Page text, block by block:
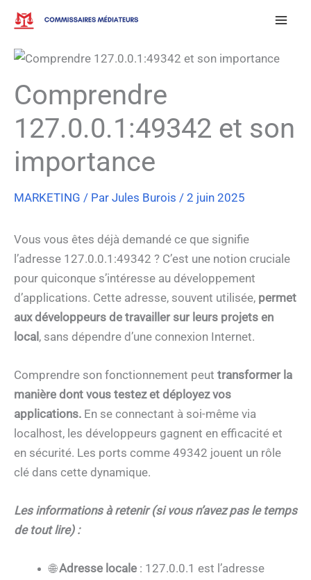
Aller
contenu
Comprendre
127.0.0.1:49342 et son
importance
MARKETING / Par Jules Burois / 2 juin 2025
Vous vous êtes déjà demandé ce que signifie
l’adresse 127.0.0.1:49342 ? C’est une notion cruciale
pour quiconque s’intéresse au développement
d’applications. Cette adresse, souvent utilisée, permet
aux développeurs de travailler sur leurs projets en
local, sans dépendre d’une connexion Internet.
Comprendre son fonctionnement peut transformer la
manière dont vous testez et déployez vos
applications. En se connectant à soi-même via
localhost, les développeurs gagnent en efficacité et
en sécurité. Les ports comme 49342 jouent un rôle
clé dans cette dynamique.
Les informations à retenir (si vous n’avez pas le temps
de tout lire) :
🌐Adresse locale : 127.0.0.1 est l’adresse